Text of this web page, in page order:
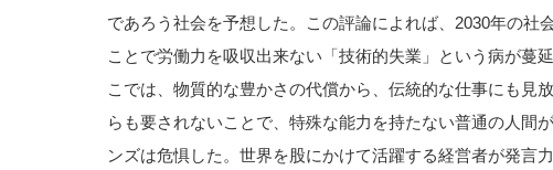
であろう社会を予想した。この評論によれば、2030年の社
ことで労働力を吸収出来ない「技術的失業」という病が蔓
こでは、物質的な豊かさの代償から、伝統的な仕事にも見
らも要されないことで、特殊な能力を持たない普通の人間
ンズは危惧した。世界を股にかけて活躍する経営者が発言